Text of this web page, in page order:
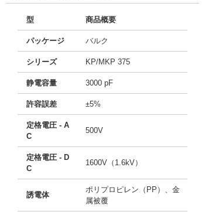
型 商品概要
パッケージ バルク
シリーズ KP/MKP 375
静電容量 3000 pF
許容誤差 ±5%
定格電圧 - A
C
500V
定格電圧 - D
C
1600V（1.6kV）
誘電体
ポリプロピレン（PP）、金
属被覆